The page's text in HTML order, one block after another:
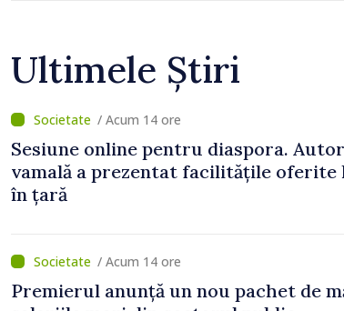
Ultimele Știri
/ Acum 14 ore
Sesiune online pentru diaspora.
vamală a prezentat facilitățile oferite
în țară
/ Acum 14 ore
Premierul anunță un nou pachet de